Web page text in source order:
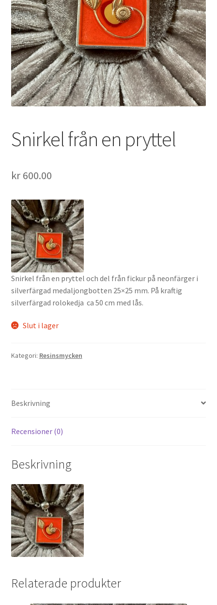
Snirkel från en pryttel
kr600.00
Snirkel från en pryttel och del från fickur på neonfärger i
silverfärgad medaljongbotten 25×25 mm. På kraftig
silverfärgad rolokedja ca 50 cm med lås.
Slut i lager
Kategori: Resinsmycken
Beskrivning
Recensioner (0)
Beskrivning
Relaterade produkter